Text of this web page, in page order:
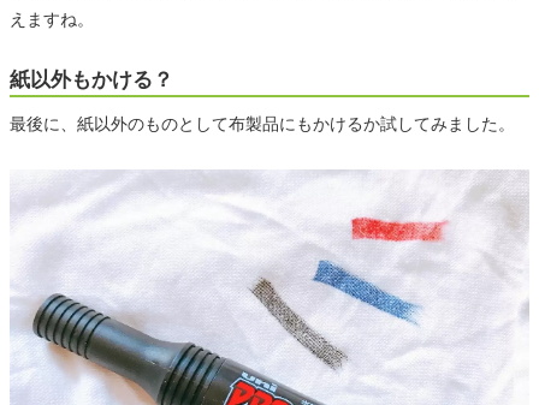
えますね。
紙以外もかける？
最後に、紙以外のものとして布製品にもかけるか試してみました。